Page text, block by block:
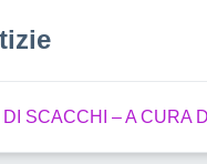
SCACCHI – A CURA